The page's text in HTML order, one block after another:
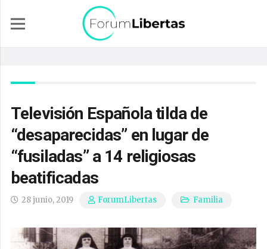
Televisión Española tilda de
“desaparecidas” en lugar de
“fusiladas” a 14 religiosas
beatificadas
28 junio, 2019 ForumLibertas Familia